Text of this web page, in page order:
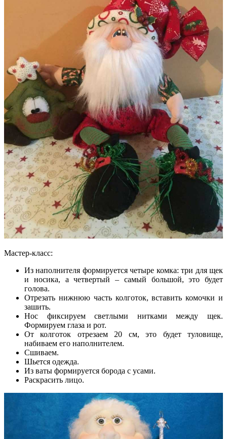
Мастер-класс:
Из наполнителя формируется четыре комка: три для щек
и носика, а четвертый – самый большой, это будет
голова.
Отрезать нижнюю часть колготок, вставить комочки и
зашить.
Нос фиксируем светлыми нитками между щек.
Формируем глаза и рот.
От колготок отрезаем 20 см, это будет туловище,
набиваем его наполнителем.
Сшиваем.
Шьется одежда.
Из ваты формируется борода с усами.
Раскрасить лицо.